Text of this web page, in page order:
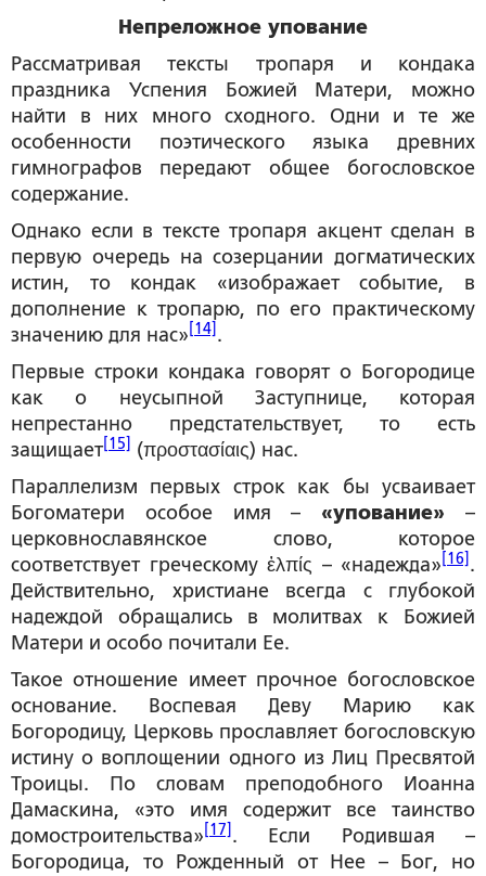
Непреложное упование
Рассматривая тексты тропаря и кондака
праздника Успения Божией Матери, можно
найти в них много сходного. Одни и те же
особенности поэтического языка древних
гимнографов передают общее богословское
содержание.
Однако если в тексте тропаря акцент сделан в
первую очередь на созерцании догматических
истин, то кондак «изображает событие, в
дополнение к тропарю, по его практическому
значению для нас» [14] .
Первые строки кондака говорят о Богородице
как о неусыпной Заступнице, которая
непрестанно предстательствует, то есть
защищает[15]
(προστασίαις) нас.
Параллелизм первых строк как бы усваивает
Богоматери особое имя – «упование» –
церковнославянское слово, которое
соответствует греческому ἐλπίς – «надежда» [16] .
Действительно, христиане всегда с глубокой
надеждой обращались в молитвах к Божией
Матери и особо почитали Ее.
Такое отношение имеет прочное богословское
основание. Воспевая Деву Марию как
Богородицу, Церковь прославляет богословскую
истину о воплощении одного из Лиц Пресвятой
Троицы. По словам преподобного Иоанна
Дамаскина, «это имя содержит все таинство
домостроительства» [17] . Если Родившая –
Богородица, то Рожденный от Нее – Бог, но